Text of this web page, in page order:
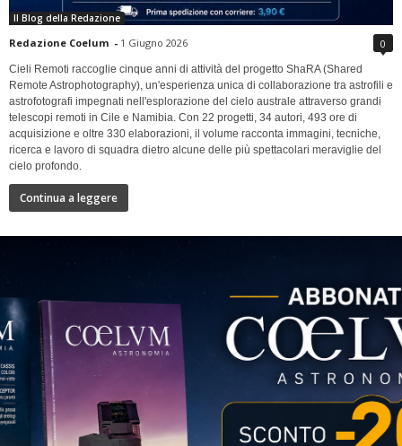
Il Blog della Redazione
Redazione Coelum - 1 Giugno 2026 0
Cieli Remoti raccoglie cinque anni di attività del progetto ShaRA (Shared
Remote Astrophotography), un'esperienza unica di collaborazione tra astrofili e
astrofotografi impegnati nell'esplorazione del cielo australe attraverso grandi
telescopi remoti in Cile e Namibia. Con 22 progetti, 34 autori, 493 ore di
acquisizione e oltre 330 elaborazioni, il volume racconta immagini, tecniche,
ricerca e lavoro di squadra dietro alcune delle più spettacolari meraviglie del
cielo profondo.
Continua a leggere